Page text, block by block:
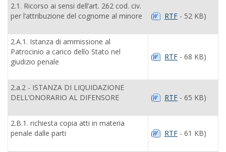
2.1. Ricorso ai sensi dell’art. 262 cod. civ.
per l’attribuzione del cognome al minore
( RTF - 52 KB)
2.A.1. Istanza di ammissione al
Patrocinio a carico dello Stato nel
giudizio penale
( RTF - 68 KB)
2.a.2 - ISTANZA DI LIQUIDAZIONE
DELL’ONORARIO AL DIFENSORE
( RTF - 65 KB)
2.B.1. richiesta copia atti in materia
penale dalle parti
( RTF - 61 KB)